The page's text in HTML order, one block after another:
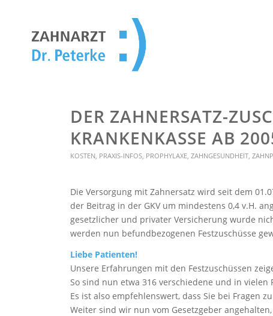
DER ZAHNERSATZ-
KRANKENKASSE AB
KOSTEN, PRAXIS-INFOS, PROPHYLAXE,ZAHNGESUNDHEIT,
Die Versorgung mit Zahnersatz wird seit dem
der Beitrag in der GKV um mindestens 0,4 v.H.
gesetzlicher und privater Versicherung wurde
werden nun befundbezogenen Festzuschüsse
Liebe Patienten!
Unsere Erfahrungen mit den Festzuschüssen
So sind nun etwa 316 verschiedene und in
Es ist also empfehlenswert, dass Sie bei Fragen
Weiter sind wir nun vom Gesetzgeber